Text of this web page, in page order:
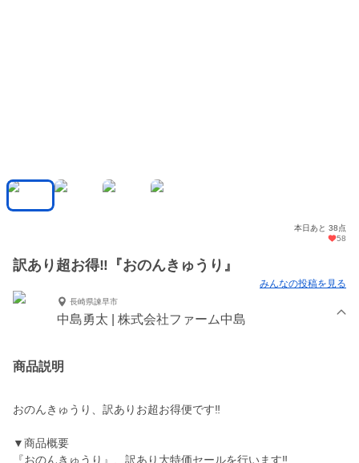
本日あと 38点
58
訳あり超お得‼️『おのんきゅうり』
みんなの投稿を見る
長崎県諫早市
中島勇太 | 株式会社ファーム中島
商品説明
おのんきゅうり、訳ありお超お得便です‼️
▼商品概要
『おのんきゅうり』、訳あり大特価セールを行います‼️